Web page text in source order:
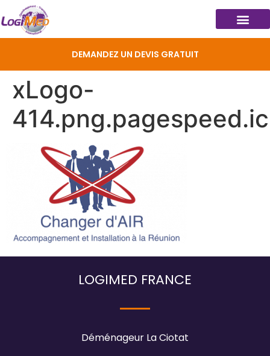
DEMANDEZ UN DEVIS GRATUIT
xLogo-
LOGIMED FRANCE
Déménageur La Ciotat